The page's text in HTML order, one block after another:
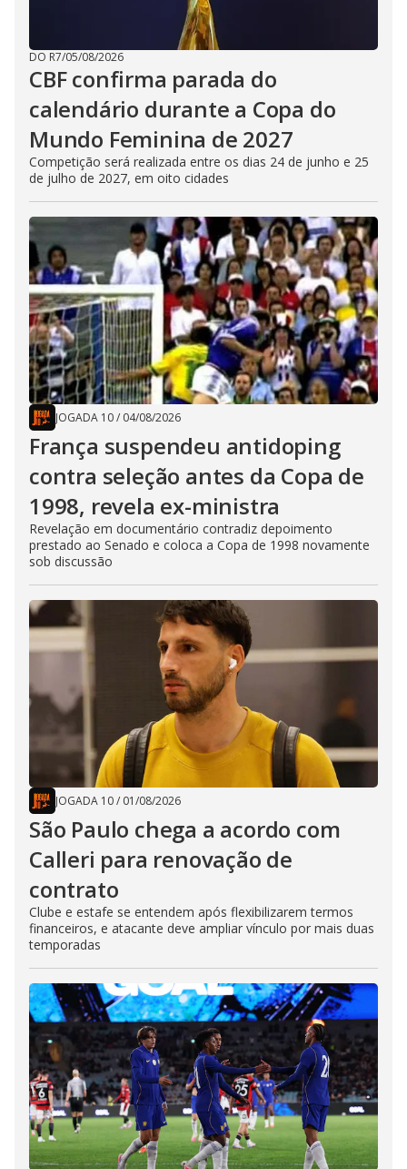
DO R7/05/08/2026
CBF confirma parada do
calendário durante a Copa do
Mundo Feminina de 2027
Competição será realizada entre os dias 24 de junho e 25
de julho de 2027, em oito cidades
JOGADA 10/ 04/08/2026
França suspendeu antidoping
contra seleção antes da Copa de
1998, revela ex-ministra
Revelação em documentário contradiz depoimento
prestado ao Senado e coloca a Copa de 1998 novamente
sob discussão
JOGADA 10/ 01/08/2026
São Paulo chega a acordo com
Calleri para renovação de
contrato
Clube e estafe se entendem após flexibilizarem termos
financeiros, e atacante deve ampliar vínculo por mais duas
temporadas